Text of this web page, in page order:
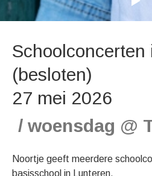
Schoolconcerten
(besloten)
27 mei 2026
woensdag @
Noortje geeft meerdere
basisschool in Lunteren.